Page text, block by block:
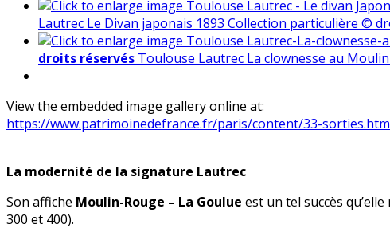
Lautrec Le Divan japonais 1893 Collection particulière ©
droits réservés Toulouse Lautrec La clownesse au
View the embedded image gallery online at:
https://www.patrimoinedefrance.fr/paris/content/33-
La modernité de la signature Lautrec
Son affiche Moulin-Rouge – La Goulue est un tel succès
300 et 400).